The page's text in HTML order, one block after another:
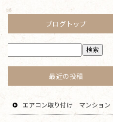
ブログトップ
最近の投稿